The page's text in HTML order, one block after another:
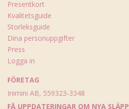
Presentkort
Kvalitetsguide
Storleksguide
Dina personuppgifter
Press
Logga in
FÖRETAG
Inimini AB, 559323-3348
FÅ UPPDATERINGAR OM NYA SLÄPP